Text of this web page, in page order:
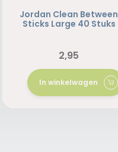
Jordan Clean Between
Sticks Large 40 Stuks
2,95
In winkelwagen